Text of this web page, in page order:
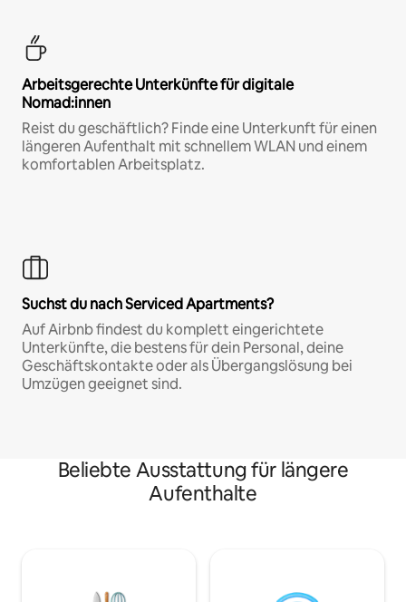
Arbeitsgerechte Unterkünfte für digitale
Nomad:innen
Reist du geschäftlich? Finde eine Unterkunft für einen
längeren Aufenthalt mit schnellem WLAN und einem
komfortablen Arbeitsplatz.
Suchst du nach Serviced Apartments?
Auf Airbnb findest du komplett eingerichtete
Unterkünfte, die bestens für dein Personal, deine
Geschäftskontakte oder als Übergangslösung bei
Umzügen geeignet sind.
Beliebte Ausstattung für längere
Aufenthalte